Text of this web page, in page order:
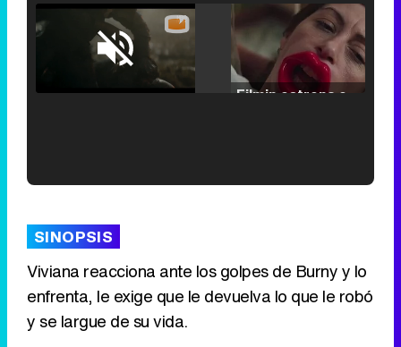
Unmute /
Tráiler de '33 días', la nueva serie de Atresplayer con Julián Villagrán y José Manuel Poga
SINOPSIS
Viviana reacciona ante los golpes de Burny y lo
enfrenta, le exige que le devuelva lo que le robó
y se largue de su vida.